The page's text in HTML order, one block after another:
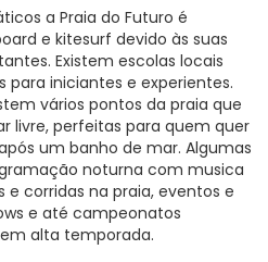
a Praia do Futuro é
e kitesurf devido às suas
Existem escolas locais
iniciantes e experientes.
vários pontos da praia que
livre, perfeitas para quem quer
um banho de mar. Algumas
noturna com musica
e corridas na praia, eventos e
e até campeonatos
alta temporada.